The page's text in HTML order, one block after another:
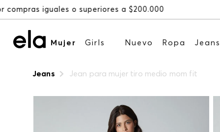
Mujer Girls Nuevo Ropa
Jeans Jean para mujer tiro medio mom fit